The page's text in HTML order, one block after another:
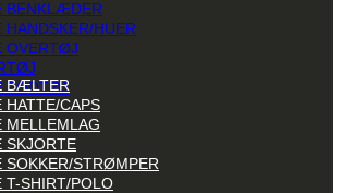
BENKLÆDER
HANDSKER/HUER
OVERTØJ
FODTØJ
BÆLTER
HATTE/CAPS
MELLEMLAG
SKJORTE
SOKKER/STRØMPER
T-SHIRT/POLO